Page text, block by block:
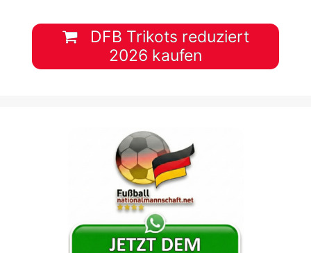
DFB Trikots reduziert
2026 kaufen